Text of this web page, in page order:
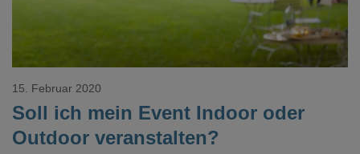
Soll ich mein Event Indoor oder
Outdoor veranstalten?
15. Februar 2020